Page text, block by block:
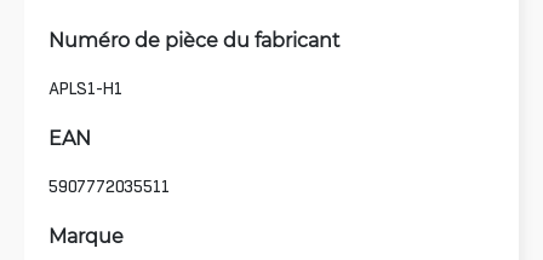
Numéro de pièce du fabricant
APLS1-H1
EAN
5907772035511
Marque